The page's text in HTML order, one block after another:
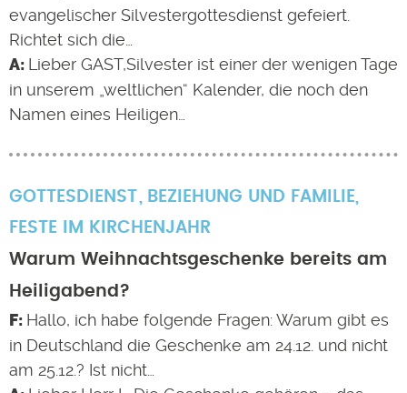
evangelischer Silvestergottesdienst gefeiert.
Richtet sich die…
Lieber GAST,Silvester ist einer der wenigen Tage
in unserem „weltlichen“ Kalender, die noch den
Namen eines Heiligen…
GOTTESDIENST BEZIEHUNG UND FAMILIE,
FESTE IM KIRCHENJAHR
Warum Weihnachtsgeschenke bereits am
Heiligabend?
Hallo, ich habe folgende Fragen: Warum gibt es
in Deutschland die Geschenke am 24.12. und nicht
am 25.12.? Ist nicht…